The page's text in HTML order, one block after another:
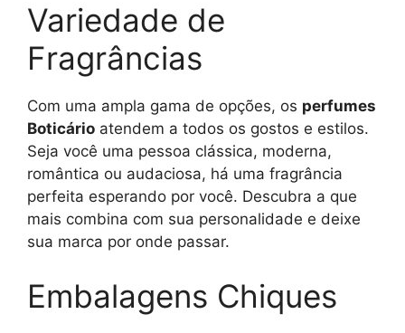
Variedade de
Fragrâncias
Com uma ampla gama de opções, os perfumes
Boticário atendem a todos os gostos e estilos.
Seja você uma pessoa clássica, moderna,
romântica ou audaciosa, há uma fragrância
perfeita esperando por você. Descubra a que
mais combina com sua personalidade e deixe
sua marca por onde passar.
Embalagens Chiques